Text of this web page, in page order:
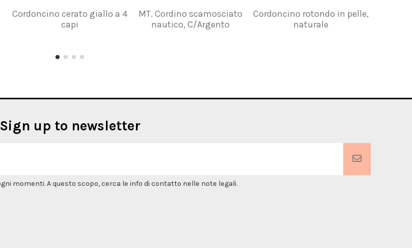
Cordoncino cerato giallo a 4
capi
MT. Cordino scamosciato
nautico, C/Argento
Cordoncino rotondo in pelle,
naturale
Sign up to newsletter
momenti. A questo scopo, cerca le info di contatto nelle note legali.